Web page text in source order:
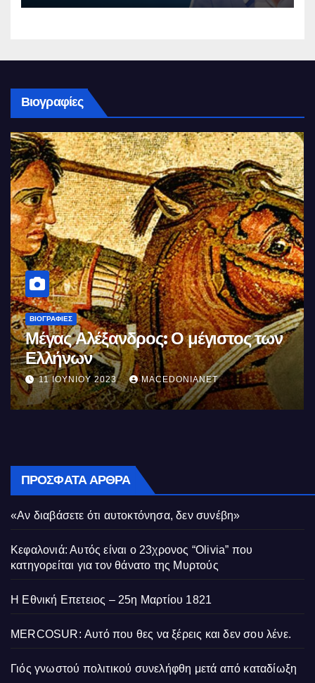
Βιογραφίες
ΒΙΟΓΡΑΦΊΕΣ
Σαν σήμερα θυσιάζονται οι πρώτοι
της αγχόνης Καραολής και
Δημητρίου αγωνιστές του
Κυπριακού Αγώνα
10 ΜΑΪ́ΟΥ 2023 MACEDONIANET
ΠΡΌΣΦΑΤΑ ΆΡΘΡΑ
«Αν διαβάσετε ότι αυτοκτόνησα, δεν συνέβη»
Κεφαλονιά: Αυτός είναι ο 23χρονος “Olivia” που
κατηγορείται για τον θάνατο της Μυρτούς
Η Εθνική Επετειος – 25η Μαρτίου 1821
MERCOSUR: Αυτό που θες να ξέρεις και δεν σου λένε.
Γιός γνωστού πολιτικού συνελήφθη μετά από καταδίωξη